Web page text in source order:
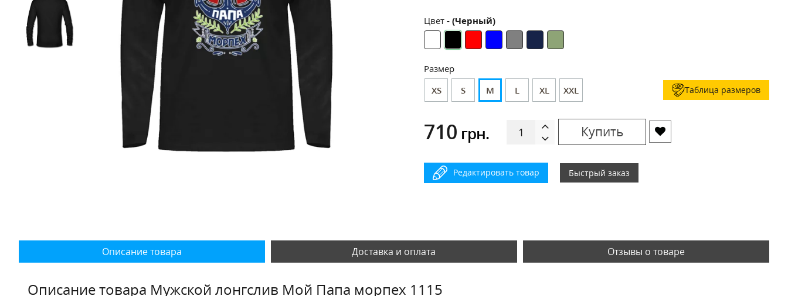
Цвет - (Черный)
Размер
XS
S M L XL XXL Таблица размеров
710 грн. Купить
Редактировать товар Быстрый заказ
Описание товара Доставка и оплата Отзывы о товаре
Описание товара Мужской лонгслив Мой Папа морпех 1115